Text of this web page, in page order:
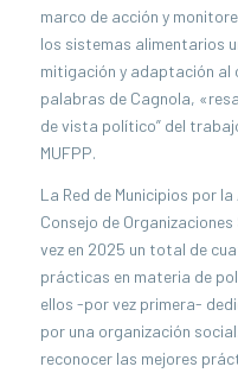
marco de acción y
los sistemas alimentarios
mitigación y adaptación al
palabras de Cagnola,
de vista político” del
MUFPP.
La Red de Municipios por
Consejo de
vez en 2025 un total de
prácticas en materia de
ellos -por vez primera-
por una organización
reconocer las mejores